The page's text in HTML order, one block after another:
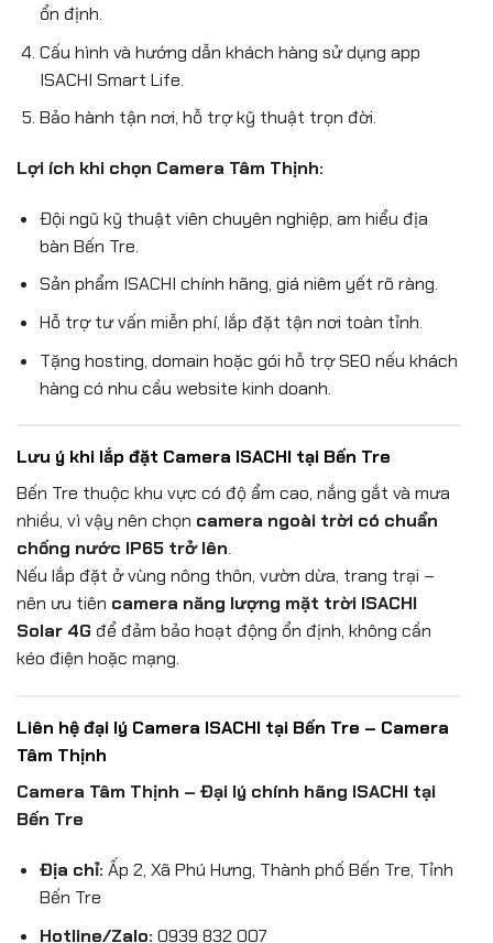
ổn định.
Cấu hình và hướng dẫn khách hàng sử dụng app
ISACHI Smart Life.
Bảo hành tận nơi, hỗ trợ kỹ thuật trọn đời.
Lợi ích khi chọn Camera Tâm Thịnh:
Đội ngũ kỹ thuật viên chuyên nghiệp, am hiểu địa
bàn Bến Tre.
Sản phẩm ISACHI chính hãng, giá niêm yết rõ ràng.
Hỗ trợ tư vấn miễn phí, lắp đặt tận nơi toàn tỉnh.
Tặng hosting, domain hoặc gói hỗ trợ SEO nếu khách
hàng có nhu cầu website kinh doanh.
Lưu ý khi lắp đặt Camera ISACHI tại Bến Tre
Bến Tre thuộc khu vực có độ ẩm cao, nắng gắt và mưa
nhiều, vì vậy nên chọn camera ngoài trời có chuẩn
chống nước IP65 trở lên.
Nếu lắp đặt ở vùng nông thôn, vườn dừa, trang trại –
nên ưu tiên camera năng lượng mặt trời ISACHI
Solar 4G để đảm bảo hoạt động ổn định, không cần
kéo điện hoặc mạng.
Liên hệ đại lý Camera ISACHI tại Bến Tre – Camera
Tâm Thịnh
Camera Tâm Thịnh – Đại lý chính hãng ISACHI tại
Bến Tre
Địa chỉ: Ấp 2, Xã Phú Hưng, Thành phố Bến Tre, Tỉnh
Bến Tre
Hotline/Zalo: 0939 832 007